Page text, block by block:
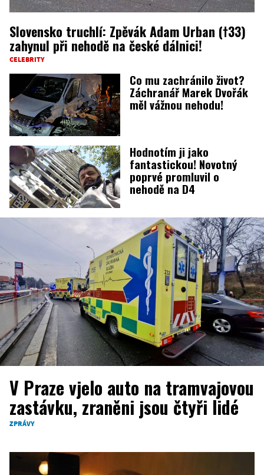
Slovensko truchlí: Zpěvák Adam Urban (†33)
zahynul při nehodě na české dálnici!
CELEBRITY
Co mu zachránilo život?
Záchranář Marek Dvořák
měl vážnou nehodu!
Hodnotím ji jako
fantastickou! Novotný
poprvé promluvil o
nehodě na D4
V Praze vjelo auto na tramvajovou
zastávku, zraněni jsou čtyři lidé
ZPRÁVY